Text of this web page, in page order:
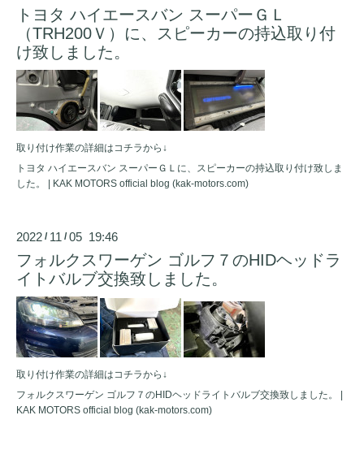
トヨタ ハイエースバン スーパーＧＬ
（TRH200Ｖ）に、スピーカーの持込取り付
け致しました。
取り付け作業の詳細はコチラから↓
トヨタ ハイエースバン スーパーＧＬに、スピーカーの持込取り付け致しま
した。 | KAK MOTORS official blog (kak-motors.com)
2022 / 11 /05 19:46
フォルクスワーゲン ゴルフ７のHIDヘッドラ
イトバルブ交換致しました。
取り付け作業の詳細はコチラから↓
フォルクスワーゲン ゴルフ７のHIDヘッドライトバルブ交換致しました。 |
KAK MOTORS official blog (kak-motors.com)